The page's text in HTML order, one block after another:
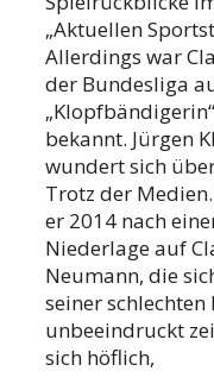
„Aktuellen
Allerdings war
der Bundesliga
„Klopfbändigerin“
bekannt. Jürgen
wundert sich
Trotz der
er 2014 nach
Niederlage auf
Neumann, die
seiner schlechten
unbeeindruckt
sich höflich,